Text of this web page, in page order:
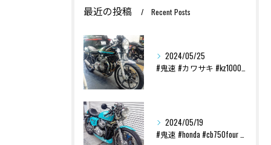
最近の投稿 Recent Posts
2024/05/25
#鬼速 #カワサキ #kz1000 #70s #custom...
2024/05/19
#鬼速 #honda #cb750four #cb750k ...